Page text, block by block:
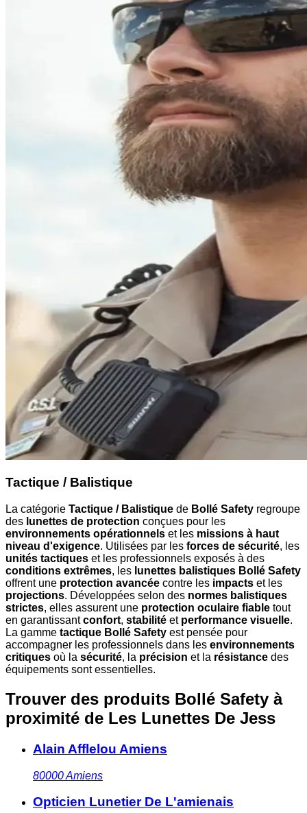
Tactique / Balistique
La catégorie Tactique / Balistique de Bollé Safety regroupe
des lunettes de protection conçues pour les
environnements opérationnels et les missions à haut
niveau d'exigence. Utilisées par les forces de sécurité, les
unités tactiques et les professionnels exposés à des
conditions extrêmes, les lunettes balistiques Bollé Safety
offrent une protection avancée contre les impacts et les
projections. Développées selon des normes balistiques
strictes, elles assurent une protection oculaire fiable tout
en garantissantconfort, stabilité et performance visuelle.
La gamme tactique Bollé Safety est pensée pour
accompagner les professionnels dans les environnements
critiques où la sécurité, la précision et la résistance des
équipements sont essentielles.
Trouver des produits Bollé Safety à
proximité de Les Lunettes De Jess
Alain Afflelou Amiens
80000Amiens
Opticien Lunetier De L'amienais